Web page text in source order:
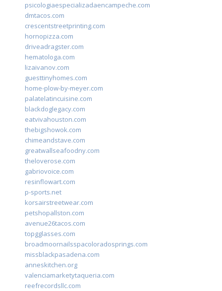
psicologiaespecializadaencampeche.com
dmtacos.com
crescentstreetprinting.com
hornopizza.com
driveadragster.com
hematologa.com
lizaivanov.com
guesttinyhomes.com
home-plow-by-meyer.com
palatelatincuisine.com
blackdoglegacy.com
eatvivahouston.com
thebigshowok.com
chimeandstave.com
greatwallseafoodny.com
theloverose.com
gabriovoice.com
resinflowart.com
p-sports.net
korsairstreetwear.com
petshopallston.com
avenue26tacos.com
topgglasses.com
broadmoornailsspacoloradosprings.com
missblackpasadena.com
anneskitchen.org
valenciamarketytaqueria.com
reefrecordsllc.com